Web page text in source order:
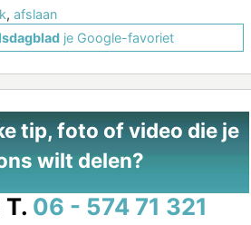
, afslaan
je Google-favoriet
tip, foto of video die je
wilt delen?
T. 06 - 574 71 321